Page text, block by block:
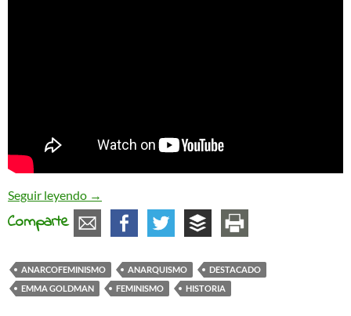
Seguir leyendo Emma Goldman, la mujer y la emancipación
→
Comparte
ANARCOFEMINISMO ANARQUISMO
DESTACADO
EMMA GOLDMAN
FEMINISMO HISTORIA